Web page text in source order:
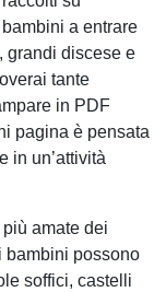
a entrare
grandi discese e
tante
in PDF
pagina è pensata
in un’attività
amate dei
bambini possono
soffici, castelli